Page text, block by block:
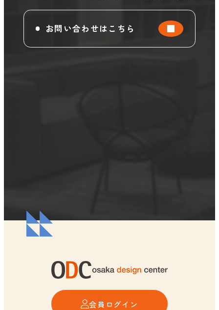
お問い合わせはこちら
会員ログイン